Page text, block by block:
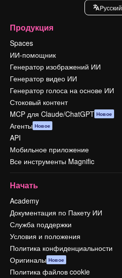
Pусский
Продукция
Spaces
ИИ-помощник
Генератор изображений ИИ
Генератор видео ИИ
Генератор голоса на основе ИИ
Стоковый контент
MCP для Claude/ChatGPT Новое
Агенты Новое
API
Мобильное приложение
Все инструменты Magnific
Начать
Academy
Документация по Пакету ИИ
Служба поддержки
Условия и положения
Политика конфиденциальности
Оригиналы Новое
Политика файлов cookie